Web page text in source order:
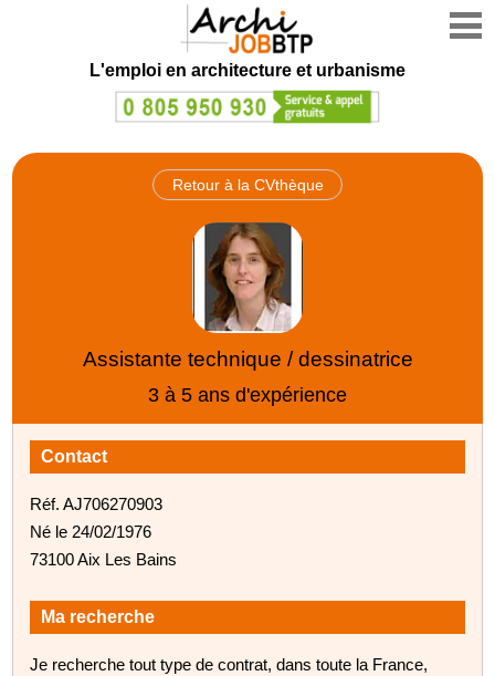
L'emploi en architecture et urbanisme
Retour à la CVthèque
Assistante technique / dessinatrice
3 à 5 ans d'expérience
Contact
Réf. AJ706270903
Né le 24/02/1976
73100 Aix Les Bains
Ma recherche
Je recherche tout type de contrat, dans toute la France,